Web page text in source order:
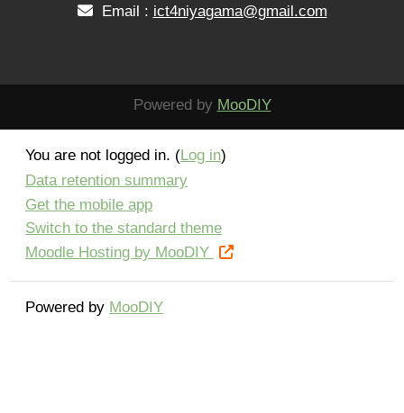
Email : ict4niyagama@gmail.com
Powered by MooDIY
You are not logged in. (Log in)
Data retention summary
Get the mobile app
Switch to the standard theme
Moodle Hosting by MooDIY
Powered by MooDIY